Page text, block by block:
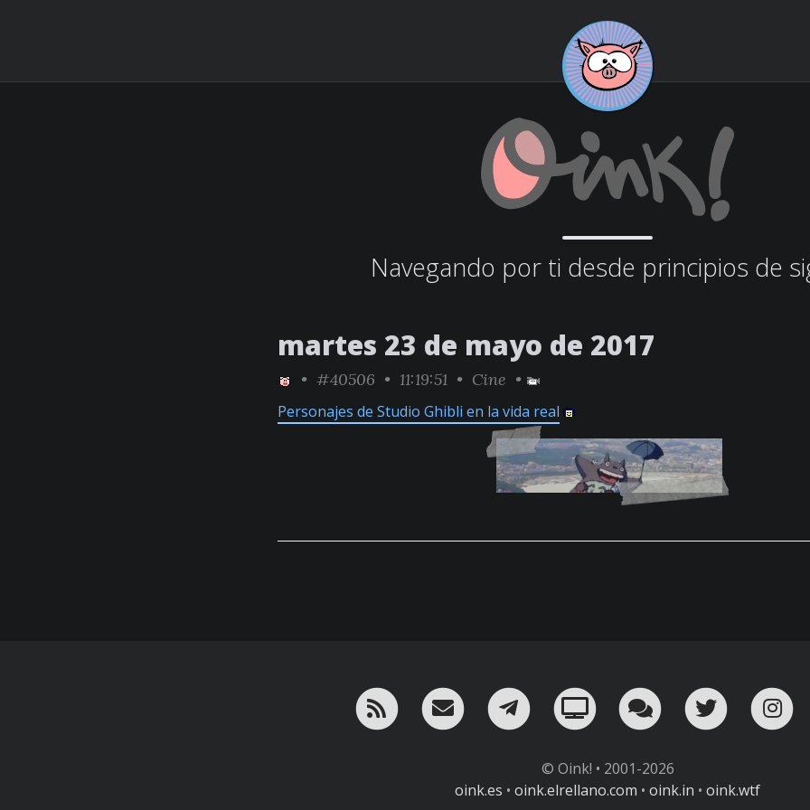
Navegando por ti desde principios de
martes 23 de mayo de 2017
• #40506 • 11:19:51 • Cine •
Personajes de Studio Ghibli en la vida real
RSS ¡Mándame un email!
¡Nuestro canal en Telegram!
Oink! TV Charla conTwitter
© Oink! • 2001-2026
oink.es • oink.elrellano.com • oink.in • oink.wtf